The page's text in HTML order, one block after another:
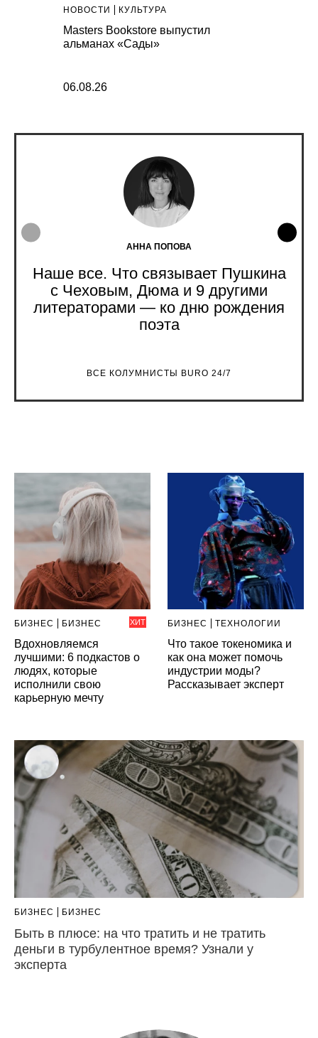
НОВОСТИ КУЛЬТУРА
Masters Bookstore выпустил
альманах «Сады»
06.08.26
АННА ПОПОВА
Наше все. Что связывает Пушкина
с Чеховым, Дюма и 9 другими
литераторами — ко дню рождения
поэта
ВСЕ КОЛУМНИСТЫ BURO 24/7
ХИТ
БИЗНЕС БИЗНЕС
Вдохновляемся
лучшими: 6 подкастов о
людях, которые
исполнили свою
карьерную мечту
БИЗНЕС ТЕХНОЛОГИИ
Что такое токеномика и
как она может помочь
индустрии моды?
Рассказывает эксперт
БИЗНЕС БИЗНЕС
Быть в плюсе: на что тратить и не тратить
деньги в турбулентное время? Узнали у
эксперта